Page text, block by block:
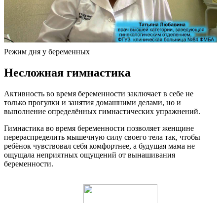
Режим дня у беременных
Несложная гимнастика
Активность во время беременности заключает в себе не
только прогулки и занятия домашними делами, но и
выполнение определённых гимна­стических упражнений.
Гимнастика во время беременности позволяет жен­щине
перераспределить мышечную силу своего тела так, чтобы
ребёнок чувствовал себя комфортнее, а будущая мама не
ощущала неприятных ощущений от вынашивания
беременности.